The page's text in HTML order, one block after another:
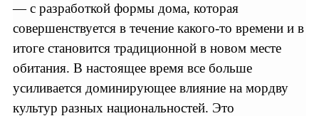
— с разработкой формы дома, которая
совершенствуется в течение какого-то времени и в
итоге становится традиционной в новом месте
обитания. В настоящее время все больше
усиливается доминирующее влияние на мордву
культур разных национальностей. Это